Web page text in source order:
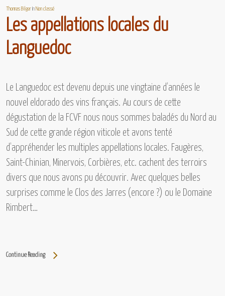
Thomas Bilger InNon classé
Les appellations locales du
Languedoc
Le Languedoc est devenu depuis une vingtaine d’années le
nouvel eldorado des vins français. Au cours de cette
dégustation de la FCVF nous nous sommes baladés du Nord au
Sud de cette grande région viticole et avons tenté
d’appréhender les multiples appellations locales. Faugères,
Saint-Chinian, Minervois, Corbières, etc. cachent des terroirs
divers que nous avons pu découvrir. Avec quelques belles
surprises comme le Clos des Jarres (encore ?) ou le Domaine
Rimbert…
Continue Reading